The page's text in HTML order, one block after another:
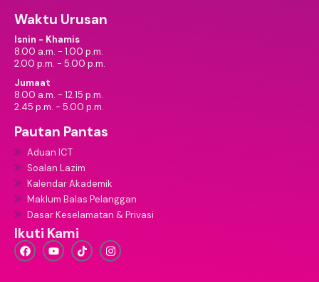
Waktu Urusan
Isnin - Khamis
8.00 a.m. - 1.00 p.m.
2.00 p.m. - 5.00 p.m.
Jumaat
8.00 a.m. - 12.15 p.m.
2.45 p.m. - 5.00 p.m.
Pautan Pantas
Aduan ICT
Soalan Lazim
Kalendar Akademik
Maklum Balas Pelanggan
Dasar Keselamatan & Privasi
Ikuti Kami